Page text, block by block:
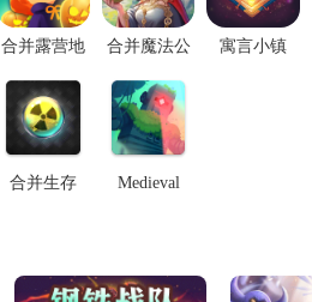
合并露营地
Camp)1.28.160
安卓版
合并魔法公
Magic
Princess)v1.374
寓言小镇
合并生存
Medieval
版